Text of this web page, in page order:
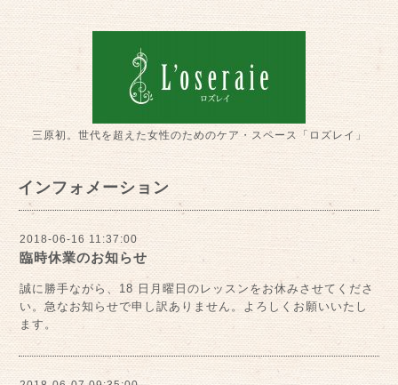
三原初。世代を超えた女性のためのケア・スペース「ロズレイ」
インフォメーション
2018-06-16 11:37:00
臨時休業のお知らせ
誠に勝手ながら、18 日月曜日のレッスンをお休みさせてくださ
い。急なお知らせで申し訳ありません。よろしくお願いいたし
ます。